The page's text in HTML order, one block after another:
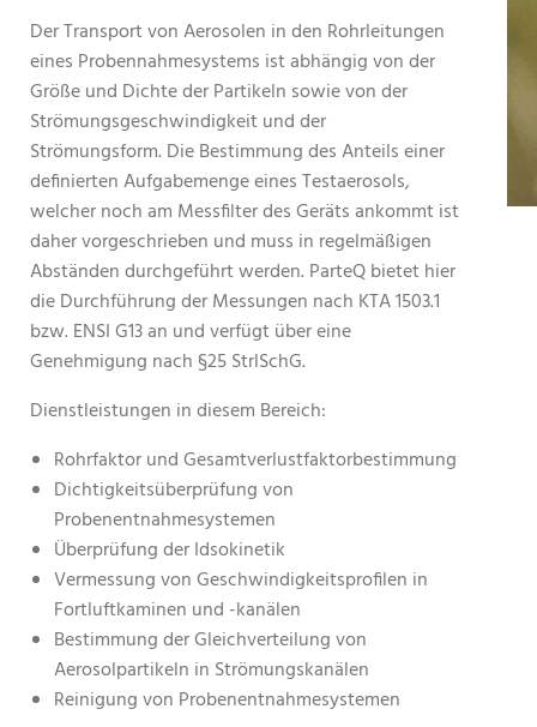
Der Transport von Aerosolen in den Rohrleitungen
eines Probennahmesystems ist abhängig von der
Größe und Dichte der Partikeln sowie von der
Strömungsgeschwindigkeit und der
Strömungsform. Die Bestimmung des Anteils einer
definierten Aufgabemenge eines Testaerosols,
welcher noch am Messfilter des Geräts ankommt ist
daher vorgeschrieben und muss in regelmäßigen
Abständen durchgeführt werden. ParteQ bietet hier
die Durchführung der Messungen nach KTA 1503.1
bzw. ENSI G13 an und verfügt über eine
Genehmigung nach §25 StrlSchG.
Dienstleistungen in diesem Bereich:
Rohrfaktor und Gesamtverlustfaktorbestimmung
Dichtigkeitsüberprüfung von
Probenentnahmesystemen
Überprüfung der Idsokinetik
Vermessung von Geschwindigkeitsprofilen in
Fortluftkaminen und -kanälen
Bestimmung der Gleichverteilung von
Aerosolpartikeln in Strömungskanälen
Reinigung von Probenentnahmesystemen